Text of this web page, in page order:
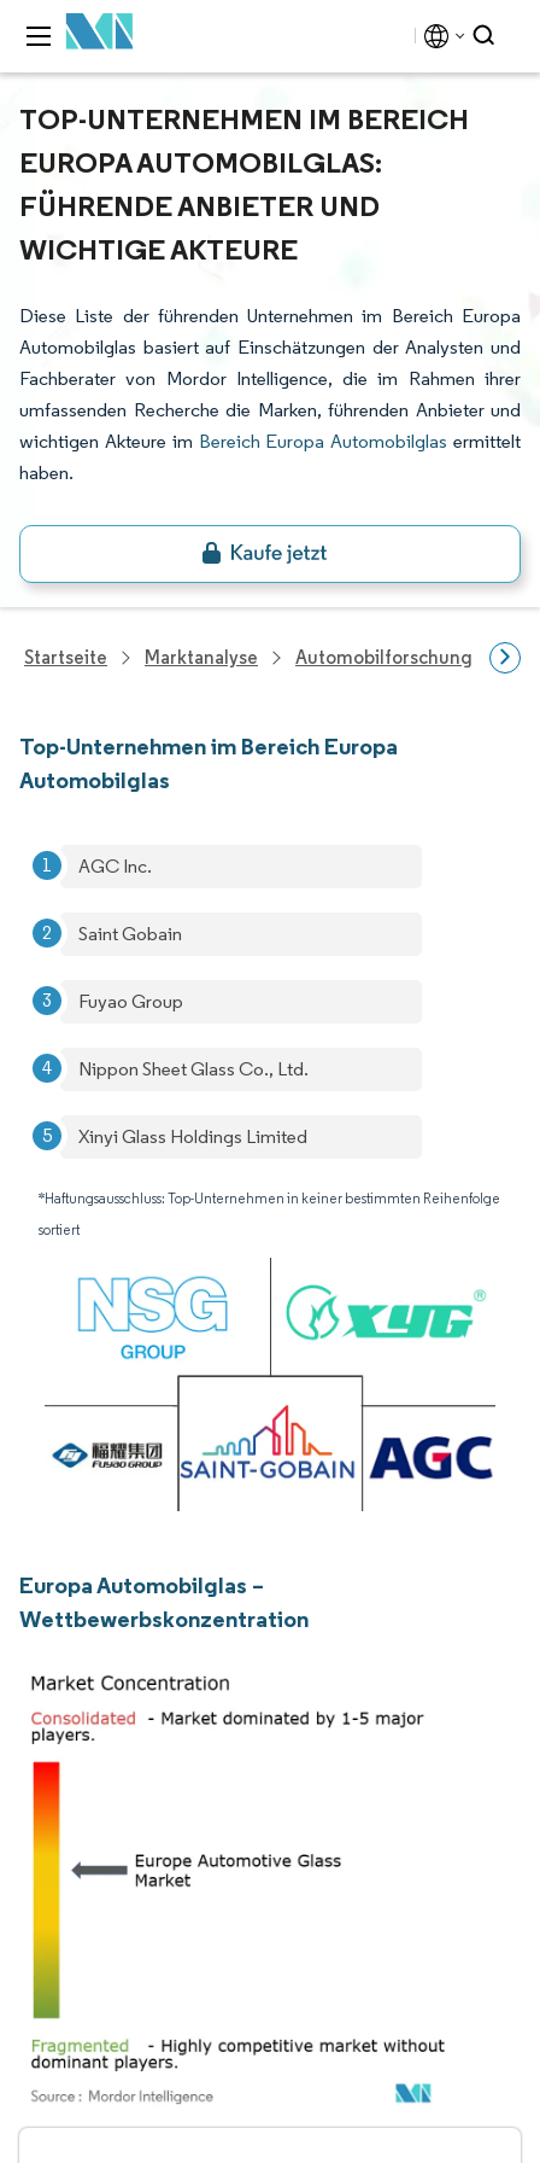
TOP-UNTERNEHMEN IM BEREICH
EUROPA AUTOMOBILGLAS:
FÜHRENDE ANBIETER UND
WICHTIGE AKTEURE
Diese Liste der führenden Unternehmen im Bereich Europa
Automobilglas basiert auf Einschätzungen der Analysten und
Fachberater von Mordor Intelligence, die im Rahmen ihrer
umfassenden Recherche die Marken, führenden Anbieter und
wichtigen Akteure im Bereich Europa Automobilglas ermittelt
haben.
Startseite Marktanalyse Automobilforschung
Top-Unternehmen im Bereich Europa
Automobilglas
AGC Inc.
Saint Gobain
Fuyao Group
Nippon Sheet Glass Co., Ltd.
Xinyi Glass Holdings Limited
*Haftungsausschluss: Top-Unternehmen in keiner bestimmten Reihenfolge
sortiert
Europa Automobilglas –
Wettbewerbskonzentration